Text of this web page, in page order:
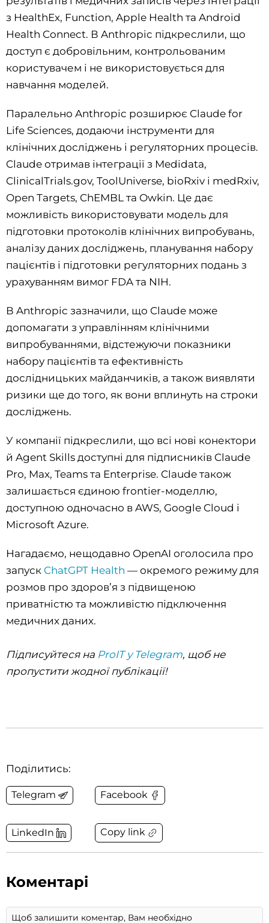
з HealthEx, Function, Apple Health та Android
Health Connect. В Anthropic підкреслили, що
доступ є добровільним, контрольованим
користувачем і не використовується для
навчання моделей.
Паралельно Anthropic розширює Claude for
Life Sciences, додаючи інструменти для
клінічних досліджень і регуляторних процесів.
Claude отримав інтеграції з Medidata,
ClinicalTrials.gov, ToolUniverse, bioRxiv і medRxiv,
Open Targets, ChEMBL та Owkin. Це дає
можливість використовувати модель для
підготовки протоколів клінічних випробувань,
аналізу даних досліджень, планування набору
пацієнтів і підготовки регуляторних подань з
урахуванням вимог FDA та NIH.
В Anthropic зазначили, що Claude може
допомагати з управлінням клінічними
випробуваннями, відстежуючи показники
набору пацієнтів та ефективність
дослідницьких майданчиків, а також виявляти
ризики ще до того, як вони вплинуть на строки
досліджень.
У компанії підкреслили, що всі нові конектори
й Agent Skills доступні для підписників Claude
Pro, Max, Teams та Enterprise. Claude також
залишається єдиною frontier-моделлю,
доступною одночасно в AWS, Google Cloud і
Microsoft Azure.
Нагадаємо, нещодавно OpenAI оголосила про
запуск ChatGPT Health — окремого режиму для
розмов про здоров’я з підвищеною
приватністю та можливістю підключення
медичних даних.
Підписуйтеся на ProIT у Telegram, щоб не
пропустити жодної публікації!
Поділитись:
Telegram Facebook
LinkedIn Copy link
Коментарі